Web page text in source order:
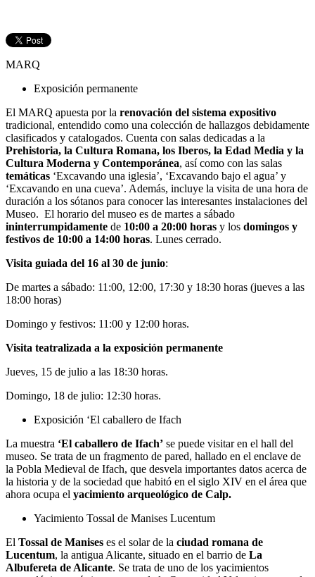
MARQ
Exposición permanente
El MARQ apuesta por la renovación del sistema expositivo
tradicional, entendido como una colección de hallazgos debidamente
clasificados y catalogados. Cuenta con salas dedicadas a la
Prehistoria, la Cultura Romana, los Iberos, la Edad Media y la
Cultura Moderna y Contemporánea, así como con las salas
temáticas ‘Excavando una iglesia’, ‘Excavando bajo el agua’ y
‘Excavando en una cueva’. Además, incluye la visita de una hora de
duración a los sótanos para conocer las interesantes instalaciones del
Museo. El horario del museo es de martes a sábado
ininterrumpidamente de 10:00 a 20:00 horas y los domingos y
festivos de 10:00 a 14:00 horas. Lunes cerrado.
Visita guiada del 16 al 30 de junio:
De martes a sábado: 11:00, 12:00, 17:30 y 18:30 horas (jueves a las
18:00 horas)
Domingo y festivos: 11:00 y 12:00 horas.
Visita teatralizada a la exposición permanente
Jueves, 15 de julio a las 18:30 horas.
Domingo, 18 de julio: 12:30 horas.
Exposición ‘El caballero de Ifach
La muestra ‘El caballero de Ifach’ se puede visitar en el hall del
museo. Se trata de un fragmento de pared, hallado en el enclave de
la Pobla Medieval de Ifach, que desvela importantes datos acerca de
la historia y de la sociedad que habitó en el siglo XIV en el área que
ahora ocupa el yacimiento arqueológico de Calp.
Yacimiento Tossal de Manises Lucentum
El Tossal de Manises es el solar de la ciudad romana de
Lucentum, la antigua Alicante, situado en el barrio de La
Albufereta de Alicante. Se trata de uno de los yacimientos